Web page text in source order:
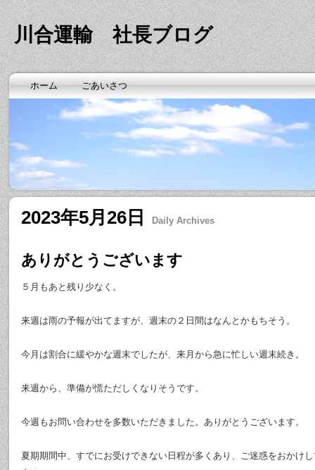
川合運輸 社長ブログ
ホーム ごあいさつ
2023年5月26日 Daily Archives
ありがとうございます
５月もあと残り少なく。
来週は雨の予報が出てますが、週末の２日間はなんとかもちそう。
今月は割合に緩やかな週末でしたが、来月から急に忙しい週末続き。
来週から、準備が慌ただしくなりそうです。
今週もお問い合わせを多数いただきました。ありがとうございます。
夏期期間中、すでにお受けできない日程が多くあり、ご迷惑をおかけ